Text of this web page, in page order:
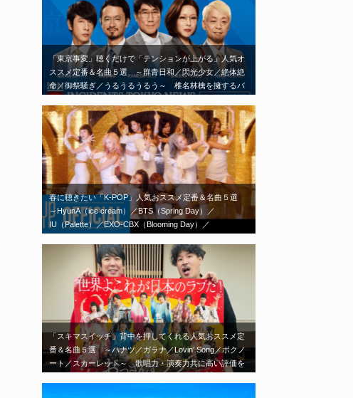
「東京事変」聴くだけで「テンションが上がる」人気オ
ススメ定番＆名曲５選 ～群青日和／閃光少女／絶体絶
命／御祭騒ぎ／うるうるうるう～ 椎名林檎を擁するバ
春に聴きたい「K-POP」人気おススメ定番＆名曲５選
～HyunA（ice cream）／BTS（Spring Day）／
IU（Palette）／EXO-CBX（Blooming Day）／
神曲はこれだ！
「スキマスイッチ」背中を押してくれる人気おススメ定
番＆名曲５選 ～ハナツ／ガラナ／Lovin’ Song／ボクノ
ート／スカーレット～ 歌唱力・演奏力共に高い評価を